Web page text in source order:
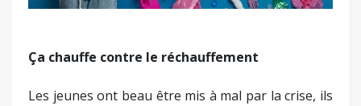
Ça chauffe contre le réchauffement
Les jeunes ont beau être mis à mal par la crise, ils